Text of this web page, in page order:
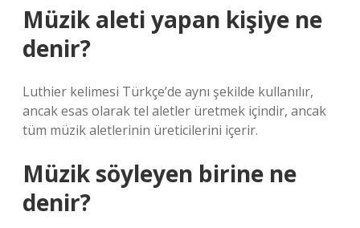
Müzik aleti yapan kişiye ne
denir?
Luthier kelimesi Türkçe’de aynı şekilde kullanılır,
ancak esas olarak tel aletler üretmek içindir, ancak
tüm müzik aletlerinin üreticilerini içerir.
Müzik söyleyen birine ne
denir?